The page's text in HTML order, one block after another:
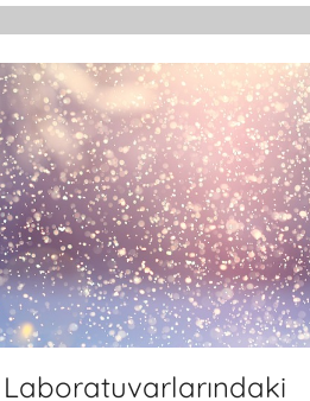
Laboratuvarlarındaki